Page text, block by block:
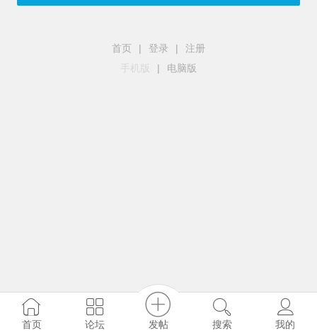
首页 | 登录 |
注册
手机版
| 电脑版
首页 论坛 发帖 搜索 我的